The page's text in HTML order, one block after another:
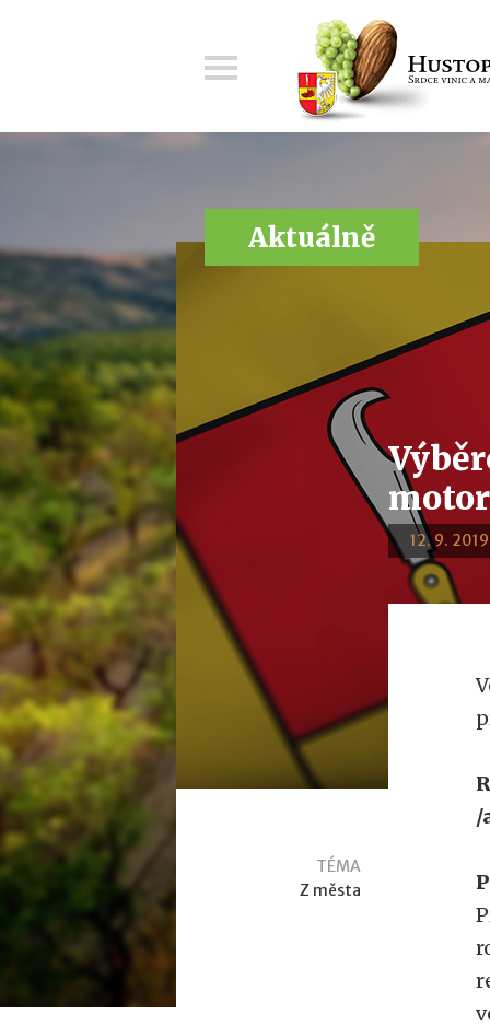
Aktuálně
12. 9.
TÉMA
Z města
/